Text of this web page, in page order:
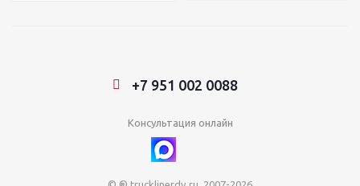
+7 951 002 0088
Консультация онлайн